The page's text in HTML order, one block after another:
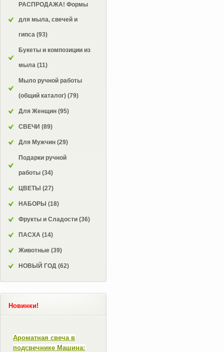
РАСПРОДАЖА! Формы
для мыла, свечей и
гипса (93)
Букеты и композиции из
мыла (11)
Мыло ручной работы
(общий каталог) (79)
Для Женщин (95)
СВЕЧИ (89)
Для Мужчин (29)
Подарки ручной
работы (34)
ЦВЕТЫ (27)
НАБОРЫ (18)
Фрукты и Сладости (36)
ПАСХА (14)
Животные (39)
НОВЫЙ ГОД (62)
Новинки!
Ароматная свеча в
подсвечнике Машина: